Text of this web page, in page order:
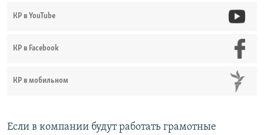
КР в YouTube
КР в Facebook
КР в мобильном
Если в компании будут работать грамотные